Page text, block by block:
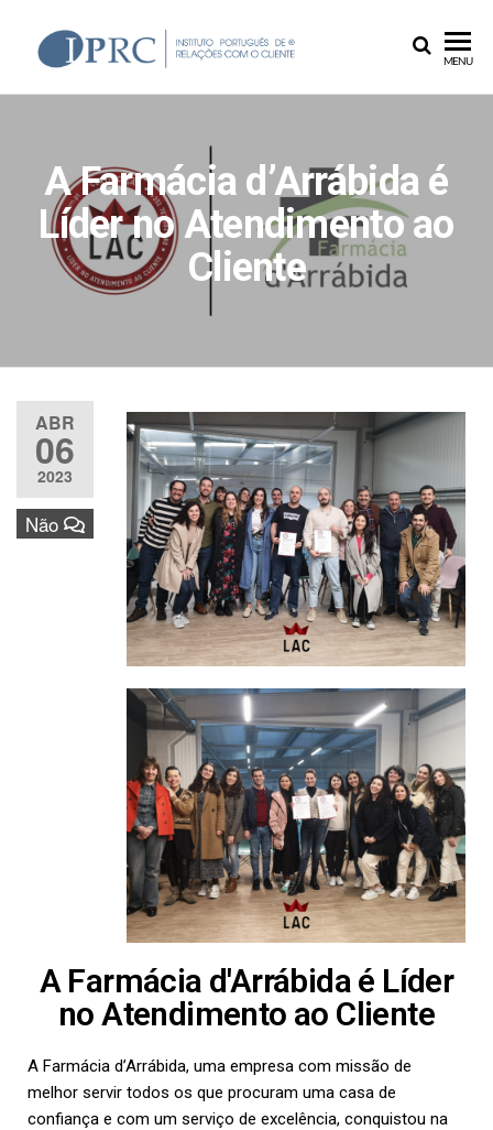
MENU
A Farmácia d’Arrábida é
Líder no Atendimento ao
Cliente
ABR
06
2023
Não
A Farmácia d'Arrábida é Líder
no Atendimento ao Cliente
A Farmácia d’Arrábida, uma empresa com missão de
melhor servir todos os que procuram uma casa de
confiança e com um serviço de excelência, conquistou na